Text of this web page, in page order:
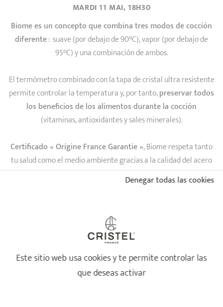
MARDI 11 MAI, 18H30
Biome es un concepto que combina tres modos de cocción
diferente: suave (por debajo de 90°C), vapor (por debajo de
95°C) y una combinación de ambos.
El termómetro combinado con la tapa de cristal ultra resistente
permite controlar la temperatura y, por tanto,preservar todos
los beneficios de los alimentos durante la cocción
(vitaminas, antioxidantes y sales minerales).
Certificado « Origine France Garantie », Biome respeta tanto
tu salud como el medio ambiente gracias a la calidad del acero
inoxidable (18/10)
más del 85% reciclado y 100% reciclable.Con garantía de por
Este sitio web usa cookies y te permite controlar las
que deseas activar
Denegar todas las cookies